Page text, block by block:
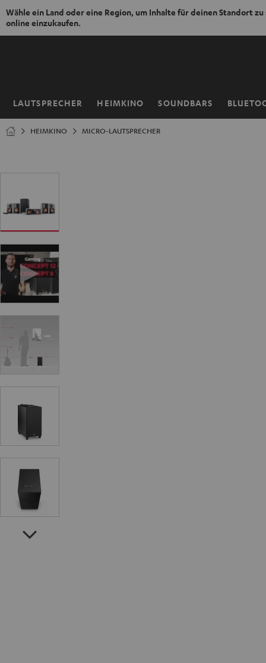
Wähle ein Land oder eine Region, um Inhalte für deinen Standort zu
online einzukaufen.
ZUM
LAUTSPRECHER HEIMKINO SOUNDBARS
Startseite
HEIMKINO MICRO-LAUTSPRECHER